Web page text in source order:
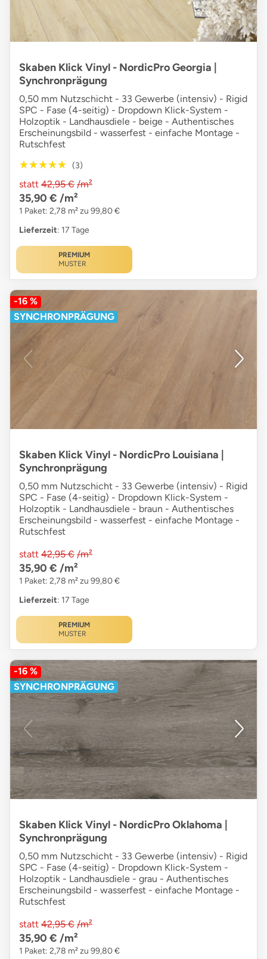
Skaben Klick Vinyl - NordicPro Georgia |
Synchronprägung
0,50 mm Nutzschicht - 33 Gewerbe (intensiv) - Rigid
SPC - Fase (4-seitig) - Dropdown Klick-System -
Holzoptik - Landhausdiele - beige - Authentisches
Erscheinungsbild - wasserfest - einfache Montage -
Rutschfest
★★★★★
★★★★★ (3)
statt 42,95 € /m²
35,90 € /m²
1 Paket: 2,78 m² zu 99,80 €
Lieferzeit: 17 Tage
PREMIUM
MUSTER
-16 %
SYNCHRONPRÄGUNG
Skaben Klick Vinyl - NordicPro Louisiana |
Synchronprägung
0,50 mm Nutzschicht - 33 Gewerbe (intensiv) - Rigid
SPC - Fase (4-seitig) - Dropdown Klick-System -
Holzoptik - Landhausdiele - braun - Authentisches
Erscheinungsbild - wasserfest - einfache Montage -
Rutschfest
statt 42,95 € /m²
35,90 € /m²
1 Paket: 2,78 m² zu 99,80 €
Lieferzeit: 17 Tage
PREMIUM
MUSTER
-16 %
SYNCHRONPRÄGUNG
Skaben Klick Vinyl - NordicPro Oklahoma |
Synchronprägung
0,50 mm Nutzschicht - 33 Gewerbe (intensiv) - Rigid
SPC - Fase (4-seitig) - Dropdown Klick-System -
Holzoptik - Landhausdiele - grau - Authentisches
Erscheinungsbild - wasserfest - einfache Montage -
Rutschfest
statt 42,95 € /m²
35,90 € /m²
1 Paket: 2,78 m² zu 99,80 €